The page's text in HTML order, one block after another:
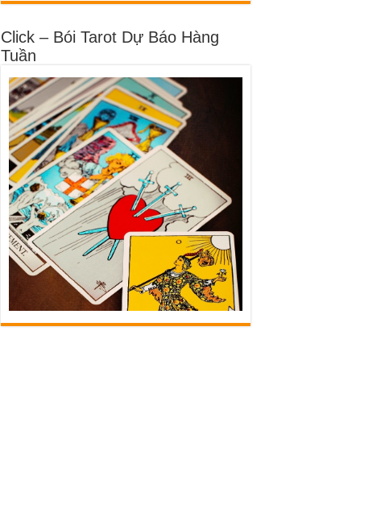
Click – Bói Tarot Dự Báo Hàng
Tuần